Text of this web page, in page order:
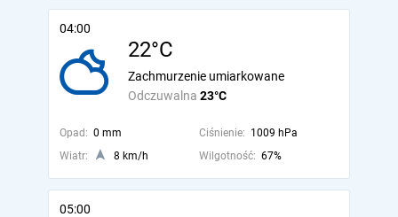
04:00
22°C
Odczuwalna 23°C
Zachmurzenie umiarkowane
Opad: 0 mm Ciśnienie: 1009 hPa
Wiatr:
8 km/h Wilgotność: 67%
05:00